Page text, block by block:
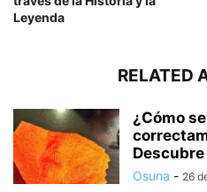
Leyenda
RELATED
¿Cómo
Osuna - 26